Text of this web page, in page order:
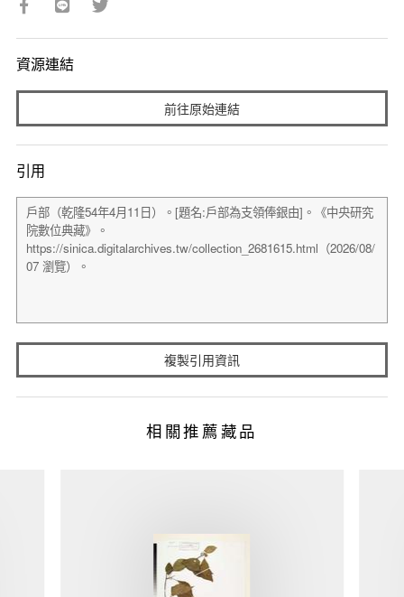
資源連結
前往原始連結
引用
複製引用資訊
相關推薦藏品